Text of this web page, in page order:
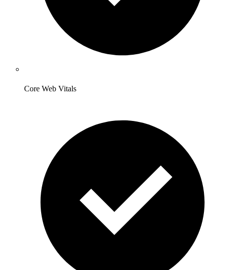
Core Web Vitals